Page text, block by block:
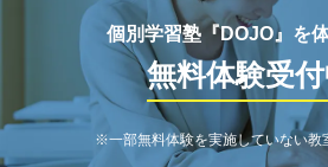
中渕交差点から北東へ150m。
個別指導WAM田名校
神奈川中央交通バス 田名工業団地入口
140m。田名工業団地入口交差点から県
に進む。
個別学習塾『DOJO』を
無料体験受
※一部無料体験を実施していない教